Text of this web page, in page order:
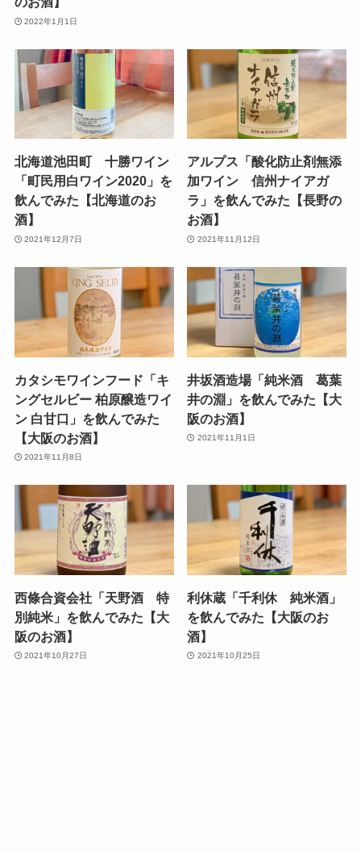
2022年1月1日
北海道池田町 十勝ワイン
「町民用白ワイン2020」を
飲んでみた【北海道のお
酒】
2021年12月7日
アルプス「酸化防止剤無添
加ワイン 信州ナイアガ
ラ」を飲んでみた【長野の
お酒】
2021年11月12日
カタシモワインフード「キ
ングセルビー 柏原醸造ワイ
ン 白甘口」を飲んでみた
【大阪のお酒】
2021年11月8日
井坂酒造場「純米酒 葛葉
井の淵」を飲んでみた【大
阪のお酒】
2021年11月1日
西條合資会社「天野酒 特
別純米」を飲んでみた【大
阪のお酒】
2021年10月27日
利休蔵「千利休 純米酒」
を飲んでみた【大阪のお
酒】
2021年10月25日